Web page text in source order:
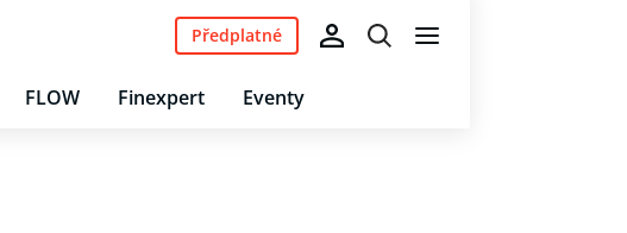
FLOW Finexpert Eventy
Předplatné